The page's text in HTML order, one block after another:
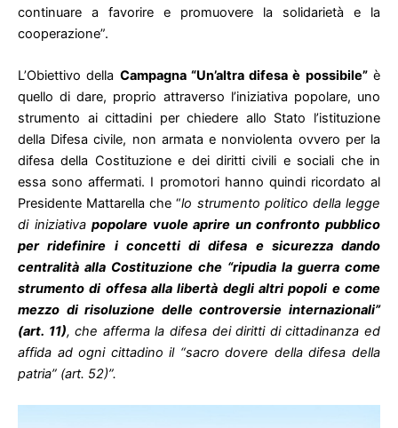
continuare a favorire e promuovere la solidarietà e la
cooperazione”.
L’Obiettivo della Campagna “Un’altra difesa è possibile”è
quello di dare, proprio attraverso l’iniziativa popolare, uno
strumento ai cittadini per chiedere allo Stato l’istituzione
della Difesa civile, non armata e nonviolenta ovvero per la
difesa della Costituzione e dei diritti civili e sociali che in
essa sono affermati. I promotori hanno quindi ricordato al
Presidente Mattarella che “lo strumento politico della legge
di iniziativapopolare vuole aprire un confronto pubblico
per ridefinire i concetti di difesa e sicurezza dando
centralità alla Costituzione che “ripudia la guerra come
strumento di offesa alla libertà degli altri popoli e come
mezzo di risoluzione delle controversie internazionali”
(art. 11), che afferma la difesa dei diritti di cittadinanza ed
affida ad ogni cittadino il “sacro dovere della difesa della
patria” (art. 52)”.